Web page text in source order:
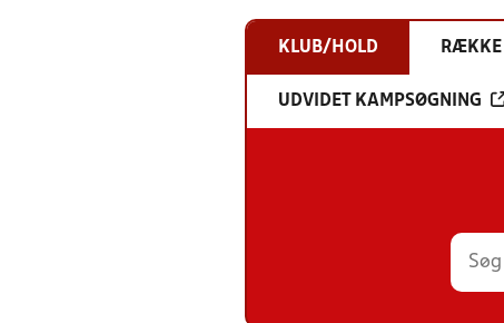
KLUB/HOLD RÆKKE
UDVIDET KAMPSØGNING